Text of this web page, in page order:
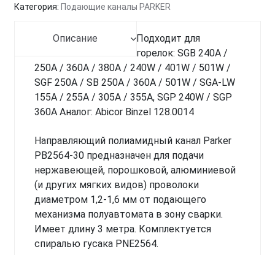
Категория: Подающие каналы PARKER
Описание
Подходит для
горелок: SGB 240A /
250A / 360A / 380A / 240W / 401W / 501W /
SGF 250A / SB 250A / 360A / 501W / SGA-LW
155A / 255A / 305A / 355A, SGP 240W / SGP
360A Аналог: Abicor Binzel 128.0014
Направляющий полиамидный канал Parker
PB2564-30 предназначен для подачи
нержавеющей, порошковой, алюминиевой
(и других мягких видов) проволоки
диаметром 1,2-1,6 мм от подающего
механизма полуавтомата в зону сварки.
Имеет длину 3 метра. Комплектуется
спиралью гусака PNE2564.